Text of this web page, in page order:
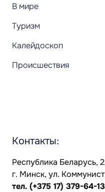
В мире
Туризм
Калейдоскоп
Происшествия
Контакты:
Республика Беларусь,
г. Минск, ул.
тел. (+375 17) 379-64-13